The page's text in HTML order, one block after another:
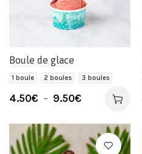
Boule de glace
1 boule 2 boules 3 boules
4.50€ – 9.50€